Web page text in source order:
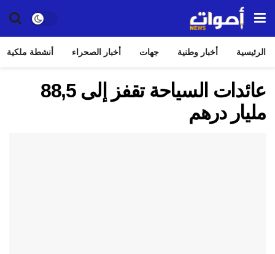
الرئيسية أخبار وطنية جهات أخبار الصحراء أنشطة ملكية
عائدات السياحة تقفز إلى 88,5
مليار درهم